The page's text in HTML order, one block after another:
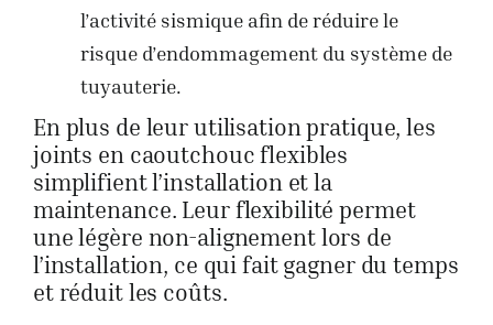
l’activité sismique afin de réduire le
risque d’endommagement du système de
tuyauterie.
En plus de leur utilisation pratique, les
joints en caoutchouc flexibles
simplifient l’installation et la
maintenance. Leur flexibilité permet
une légère non-alignement lors de
l’installation, ce qui fait gagner du temps
et réduit les coûts.